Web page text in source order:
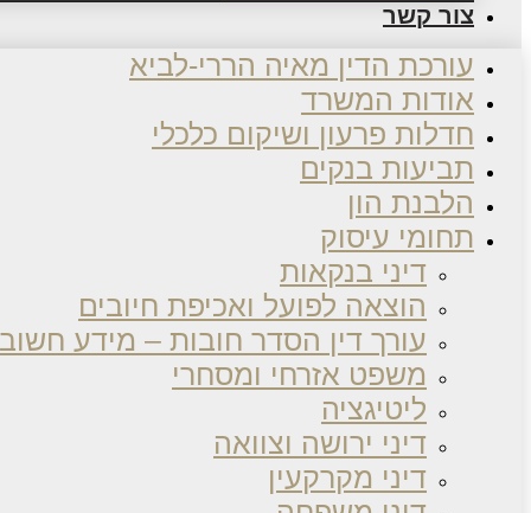
צור קשר
עורכת הדין מאיה הררי-לביא
אודות המשרד
חדלות פרעון ושיקום כלכלי
תביעות בנקים
הלבנת הון
תחומי עיסוק
דיני בנקאות
הוצאה לפועל ואכיפת חיובים
עורך דין הסדר חובות – מידע
משפט אזרחי ומסחרי
ליטיגציה
דיני ירושה וצוואה
דיני מקרקעין